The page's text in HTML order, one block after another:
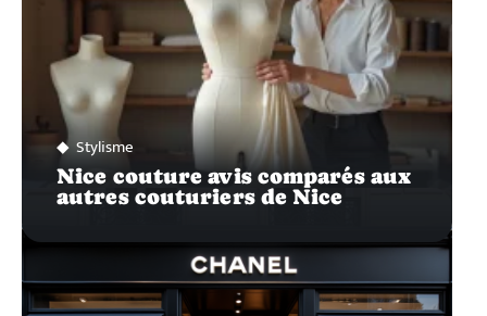
Stylisme
Nice couture avis comparés aux
autres couturiers de Nice